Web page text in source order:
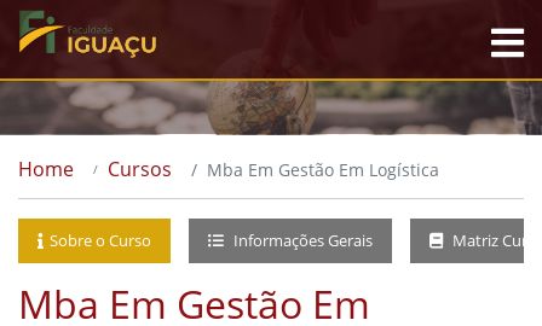
Home Cursos Mba Em Gestão Em Logística
Sobre o Curso Informações Gerais Matriz
Mba Em Gestão Em